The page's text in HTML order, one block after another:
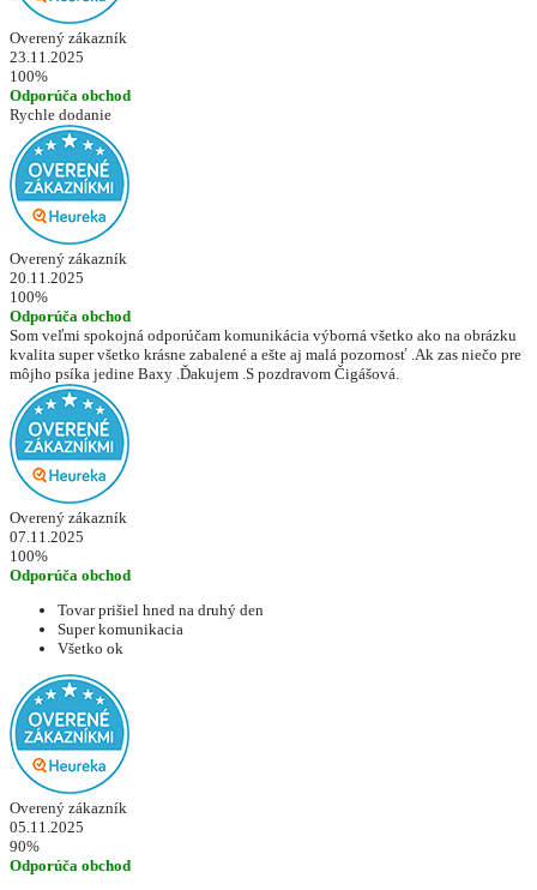
Overený zákazník
23.11.2025
100%
Odporúča obchod
Rychle dodanie
Overený zákazník
20.11.2025
100%
Odporúča obchod
Som veľmi spokojná odporúčam komunikácia výborná všetko ako na obrázku
kvalita super všetko krásne zabalené a ešte aj malá pozornosť .Ak zas niečo pre
môjho psíka jedine Baxy .Ďakujem .S pozdravom Čigášová.
Overený zákazník
07.11.2025
100%
Odporúča obchod
Tovar prišiel hned na druhý den
Super komunikacia
Všetko ok
Overený zákazník
05.11.2025
90%
Odporúča obchod